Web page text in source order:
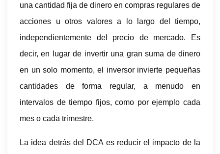
una cantidad fija de dinero en compras regulares de
acciones u otros valores a lo largo del tiempo,
independientemente del precio de mercado. Es
decir, en lugar de invertir una gran suma de dinero
en un solo momento, el inversor invierte pequeñas
cantidades de forma regular, a menudo en
intervalos de tiempo fijos, como por ejemplo cada
mes o cada trimestre.
La idea detrás del DCA es reducir el impacto de la